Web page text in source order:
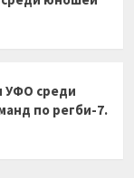
УФО среди
по регби-7.